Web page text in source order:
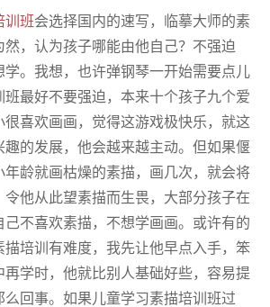
训班会选择国内的速写，临摹大师的素
，认为孩子哪能由他自己？不强迫
学。我想，也许弹钢琴一开始需要点儿
最好不要强迫，本来十个孩子九个爱
很喜欢画画，觉得这游戏极快乐，就这
的发展，他会越来越主动。但如果偃
年龄就画枯燥的素描，画几次，就会将
他从此望素描而生畏，大部分孩子在
不喜欢素描，不想学画画。或许有的
描培训有难度，我先让他早点入手，笨
学时，他就比别人基础好些，容易提
么回事。如果儿童学习素描培训班过